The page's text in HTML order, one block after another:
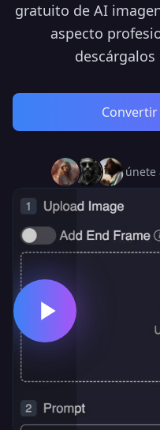
gratuito de AI
aspecto
únete